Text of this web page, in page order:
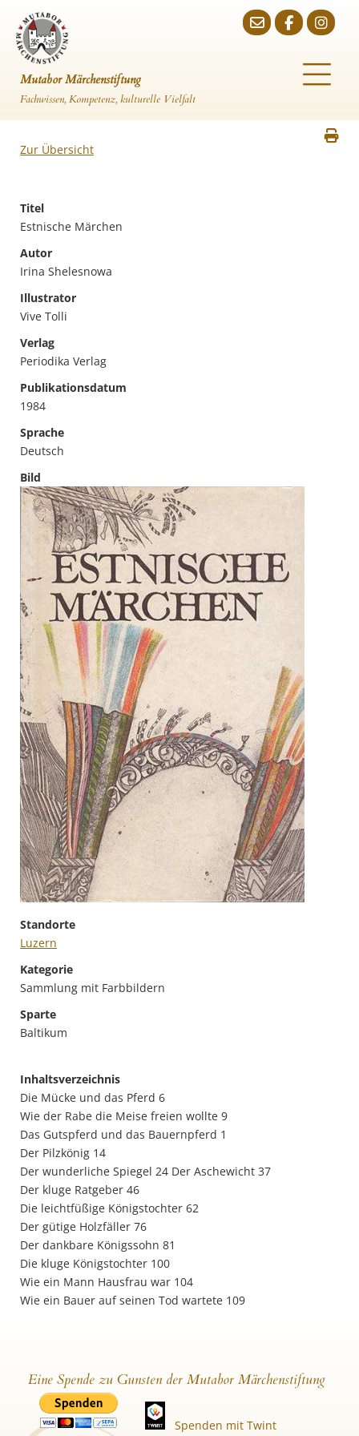
Mutabor Märchenstiftung
Fachwissen, Kompetenz, kulturelle Vielfalt
Zur Übersicht
Titel
Estnische Märchen
Autor
Irina Shelesnowa
Illustrator
Vive Tolli
Verlag
Periodika Verlag
Publikationsdatum
1984
Sprache
Deutsch
Bild
Standorte
Luzern
Kategorie
Sammlung mit Farbbildern
Sparte
Baltikum
Inhaltsverzeichnis
Die Mücke und das Pferd 6
Wie der Rabe die Meise freien wollte 9
Das Gutspferd und das Bauernpferd 1
Der Pilzkönig 14
Der wunderliche Spiegel 24 Der Aschewicht 37
Der kluge Ratgeber 46
Die leichtfüßige Königstochter 62
Der gütige Holzfäller 76
Der dankbare Königssohn 81
Die kluge Königstochter 100
Wie ein Mann Hausfrau war 104
Wie ein Bauer auf seinen Tod wartete 109
Eine Spende zu Gunsten der Mutabor Märchenstiftung
Spenden mit Twint